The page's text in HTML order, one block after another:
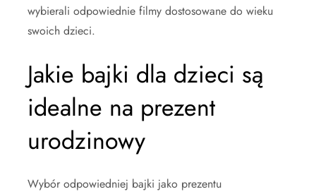
wybierali odpowiednie filmy dostosowane do wieku
swoich dzieci.
Jakie bajki dla dzieci są
idealne na prezent
urodzinowy
Wybór odpowiedniej bajki jako prezentu